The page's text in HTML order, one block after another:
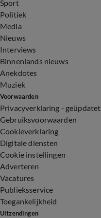
Sport
Politiek
Media
Nieuws
Interviews
Binnenlands nieuws
Anekdotes
Muziek
Voorwaarden
Privacyverklaring - geüpdatet
Gebruiksvoorwaarden
Cookieverklaring
Digitale diensten
Cookie instellingen
Adverteren
Vacatures
Publieksservice
Toegankelijkheid
Uitzendingen